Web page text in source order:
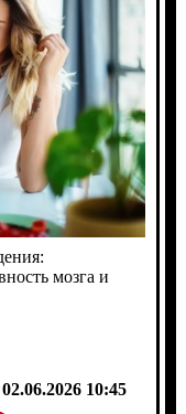
мозга и
02.06.2026 10:45